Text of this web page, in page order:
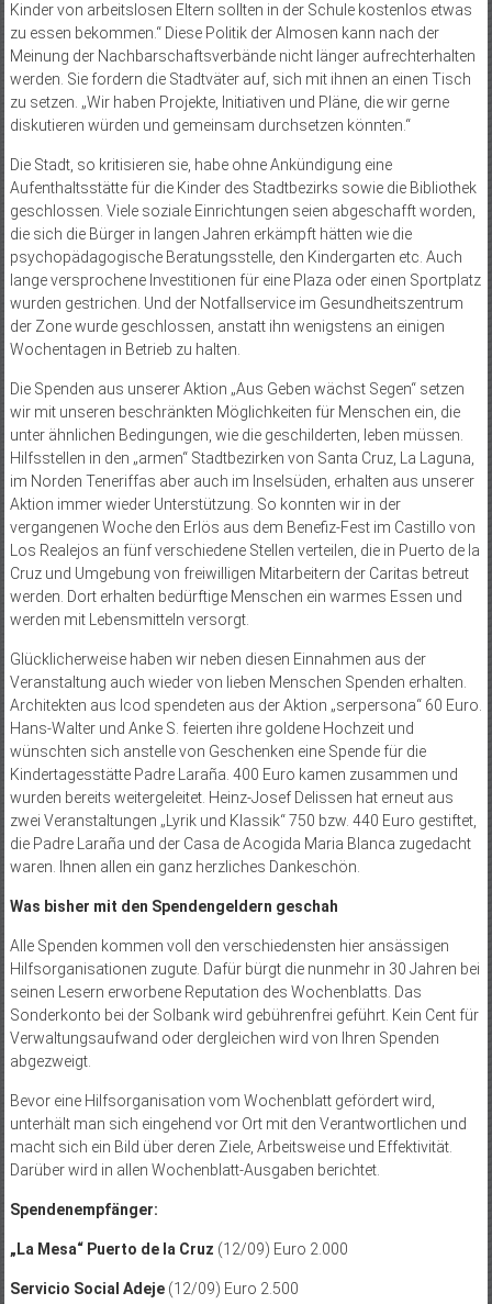
Kinder von arbeitslosen Eltern sollten in der Schule kostenlos etwas
zu essen bekommen.“ Diese Politik der Almosen kann nach der
Meinung der Nachbarschaftsverbände nicht länger aufrechterhalten
werden. Sie fordern die Stadtväter auf, sich mit ihnen an einen Tisch
zu setzen. „Wir haben Projekte, Initiativen und Pläne, die wir gerne
diskutieren würden und gemeinsam durchsetzen könnten.“
Die Stadt, so kritisieren sie, habe ohne Ankündigung eine
Aufenthaltsstätte für die Kinder des Stadtbezirks sowie die Bibliothek
geschlossen. Viele soziale Einrichtungen seien abgeschafft worden,
die sich die Bürger in langen Jahren erkämpft hätten wie die
psychopädagogische Beratungsstelle, den Kindergarten etc. Auch
lange versprochene Investitionen für eine Plaza oder einen Sportplatz
wurden gestrichen. Und der Notfallservice im Gesundheitszentrum
der Zone wurde geschlossen, anstatt ihn wenigstens an einigen
Wochentagen in Betrieb zu halten.
Die Spenden aus unserer Aktion „Aus Geben wächst Segen“ setzen
wir mit unseren beschränkten Möglichkeiten für Menschen ein, die
unter ähnlichen Bedingungen, wie die geschilderten, leben müssen.
Hilfsstellen in den „armen“ Stadtbezirken von Santa Cruz, La Laguna,
im Norden Teneriffas aber auch im Inselsüden, erhalten aus unserer
Aktion immer wieder Unterstützung. So konnten wir in der
vergangenen Woche den Erlös aus dem Benefiz-Fest im Castillo von
Los Realejos an fünf verschiedene Stellen verteilen, die in Puerto de la
Cruz und Umgebung von freiwilligen Mitarbeitern der Caritas betreut
werden. Dort erhalten bedürftige Menschen ein warmes Essen und
werden mit Lebensmitteln versorgt.
Glücklicherweise haben wir neben diesen Einnahmen aus der
Veranstaltung auch wieder von lieben Menschen Spenden erhalten.
Architekten aus Icod spendeten aus der Aktion „serpersona“ 60 Euro.
Hans-Walter und Anke S. feierten ihre goldene Hochzeit und
wünschten sich anstelle von Geschenken eine Spende für die
Kindertagesstätte Padre Laraña. 400 Euro kamen zusammen und
wurden bereits weitergeleitet. Heinz-Josef Delissen hat erneut aus
zwei Veranstaltungen „Lyrik und Klassik“ 750 bzw. 440 Euro gestiftet,
die Padre Laraña und der Casa de Acogida Maria Blanca zugedacht
waren. Ihnen allen ein ganz herzliches Dankeschön.
Was bisher mit den Spendengeldern geschah
Alle Spenden kommen voll den verschiedensten hier ansässigen
Hilfsorganisationen zugute. Dafür bürgt die nunmehr in 30 Jahren bei
seinen Lesern erworbene Reputation des Wochenblatts. Das
Sonderkonto bei der Solbank wird gebührenfrei geführt. Kein Cent für
Verwaltungsaufwand oder dergleichen wird von Ihren Spenden
abgezweigt.
Bevor eine Hilfsorganisation vom Wochenblatt gefördert wird,
unterhält man sich eingehend vor Ort mit den Verantwortlichen und
macht sich ein Bild über deren Ziele, Arbeitsweise und Effektivität.
Darüber wird in allen Wochenblatt-Ausgaben berichtet.
Spendenempfänger:
„La Mesa“ Puerto de la Cruz (12/09) Euro 2.000
Servicio Social Adeje(12/09) Euro 2.500